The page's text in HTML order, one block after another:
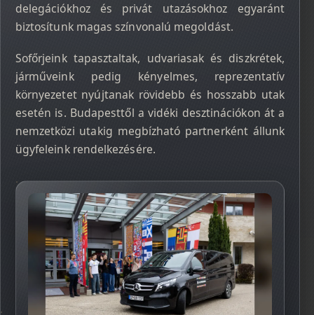
delegációkhoz és privát utazásokhoz egyaránt
biztosítunk magas színvonalú megoldást.
Sofőrjeink tapasztaltak, udvariasak és diszkrétek,
járműveink pedig kényelmes, reprezentatív
környezetet nyújtanak rövidebb és hosszabb utak
esetén is. Budapesttől a vidéki desztinációkon át a
nemzetközi utakig megbízható partnerként állunk
ügyfeleink rendelkezésére.